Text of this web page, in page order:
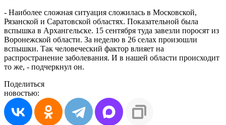
- Наиболее сложная ситуация сложилась в Московской,
Рязанской и Саратовской областях. Показательной была
вспышка в Архангельске. 15 сентября туда завезли поросят из
Воронежской области. За неделю в 26 селах произошли
вспышки. Так человеческий фактор влияет на
распространение заболевания. И в нашей области происходит
то же, - подчеркнул он.
Поделиться
новостью: